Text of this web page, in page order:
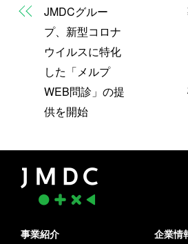
JMDCグルー
プ、新型コロナ
ウイルスに特化
した「メルプ
WEB問診」の提
供を開始
事業紹介 企業情